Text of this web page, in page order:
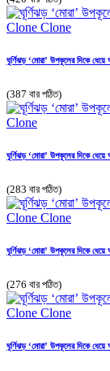
ঘূর্ণিঝড় ‘মোরা’ উপকূলের দিকে
(387 বার পঠিত)
ঘূর্ণিঝড় ‘মোরা’ উপকূলের দিকে
(283 বার পঠিত)
ঘূর্ণিঝড় ‘মোরা’ উপকূলের দিকে
(276 বার পঠিত)
ঘূর্ণিঝড় ‘মোরা’ উপকূলের দিকে